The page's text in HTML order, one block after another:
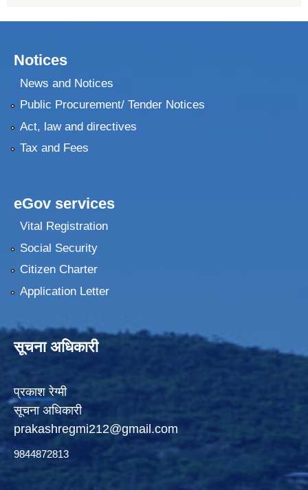
Notices
News and Notices
Public Procurement/ Tender Notices
Act, law and directives
Tax and Fees
eGov services
Vital Registration
Social Security
Citizen Charter
Application Letter
सूचना अधिकारी
प्रकाश रेग्मी
सूचना अधिकारी
prakashregmi212@gmail.com
9844872813